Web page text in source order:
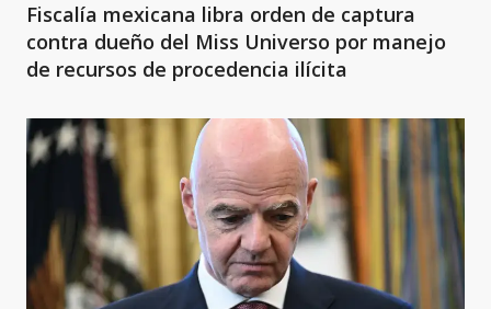
Fiscalía mexicana libra orden de captura
contra dueño del Miss Universo por manejo
de recursos de procedencia ilícita